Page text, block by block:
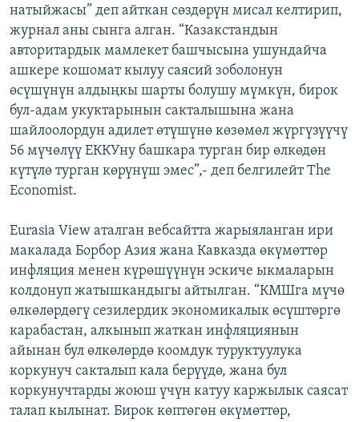
натыйжасы” деп айткан сөздөрүн мисал келтирип,
журнал аны сынга алган. “Казакстандын
авторитардык мамлекет башчысына ушундайча
ашкере кошомат кылуу саясий зоболонун
өсүшүнүн алдыңкы шарты болушу мүмкүн, бирок
бул-адам укуктарынын сакталышына жана
шайлоолордун адилет өтүшүнө көзөмөл жүргүзүүчү
56 мүчөлүү ЕККУну башкара турган бир өлкөдөн
күтүлө турган көрүнүш эмес”,- деп белгилейт The
Еconomist.
Eurasia View аталган вeбсайтта жарыяланган ири
макалада Борбор Азия жана Кавказда өкүмөттөр
инфляция менен күрөшүүнүн эскиче ыкмаларын
колдонуп жатышкандыгы айтылган. “КМШга мүчө
өлкөлөрдөгү сезилердик экономикалык өсүштөргө
карабастан, алкынып жаткан инфляциянын
айынан бул өлкөлөрдө коомдук туруктуулука
коркунуч сакталып кала берүүдө, жана бул
коркунучтарды жоюш үчүн катуу каржылык саясат
талап кылынат. Бирок көптөгөн өкүмөттөр,